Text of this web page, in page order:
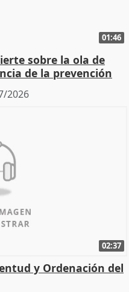
01:46
sobre la ola de
de la prevención
2026
02:37
y Ordenación del